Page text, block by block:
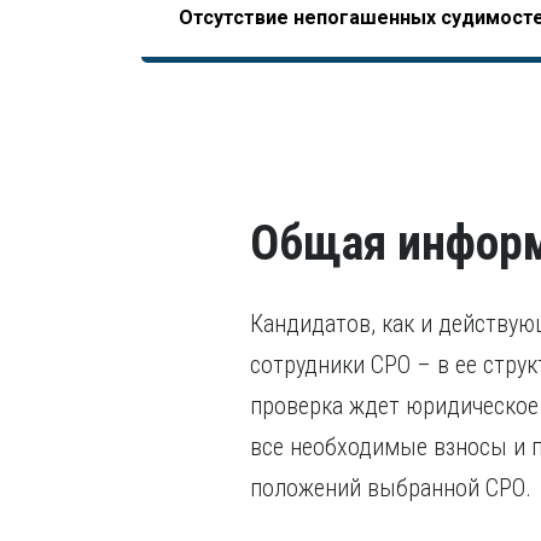
НОСТРОЙ, допускающего начало отсчета
последних пяти лет.
Отсутствие непогашенных
В том числе, уголовного преследования.
Общая
Кандидатов, как и
сотрудники СРО – в ее
проверка ждет
все необходимые взносы и
положений выбранной СРО.